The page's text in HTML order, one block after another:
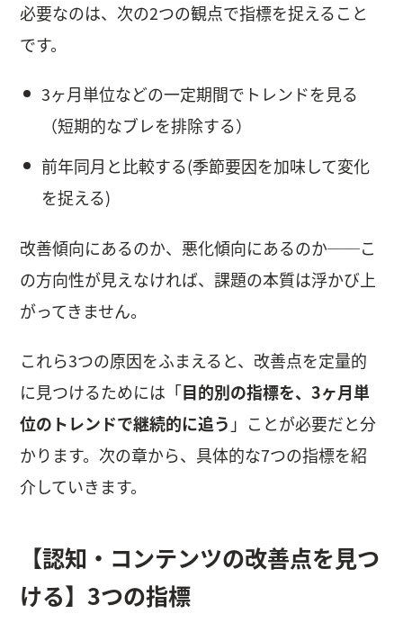
必要なのは、次の2つの観点で指標を捉えること
です。
3ヶ月単位などの一定期間でトレンドを見る
（短期的なブレを排除する）
前年同月と比較する(季節要因を加味して変化
を捉える)
改善傾向にあるのか、悪化傾向にあるのか──こ
の方向性が見えなければ、課題の本質は浮かび上
がってきません。
これら3つの原因をふまえると、改善点を定量的
に見つけるためには「目的別の指標を、3ヶ月単
位のトレンドで継続的に追う 」ことが必要だと分
かります。次の章から、具体的な7つの指標を紹
介していきます。
【認知・コンテンツの改善点を見つ
ける】3つの指標